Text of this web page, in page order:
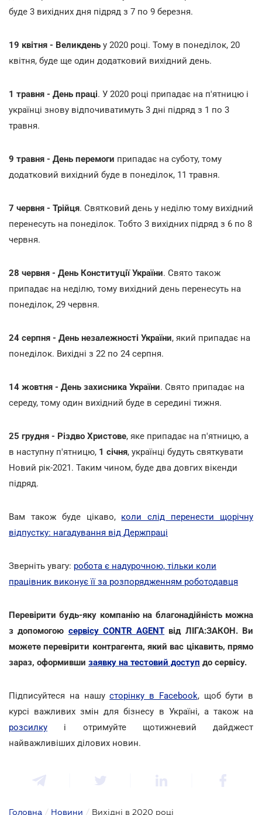
буде 3 вихідних дня підряд з 7 по 9 березня.
19 квітня - Великдень у 2020 році. Тому в понеділок, 20
квітня, буде ще один додатковий вихідний день.
1 травня - День праці. У 2020 році припадає на п'ятницю і
українці знову відпочиватимуть 3 дні підряд з 1 по 3
травня.
9 травня - День перемоги припадає на суботу, тому
додатковий вихідний буде в понеділок, 11 травня.
7 червня - Трійця. Святковий день у неділю тому вихідний
перенесуть на понеділок. Тобто 3 вихідних підряд з 6 по 8
червня.
28 червня - День Конституції України. Свято також
припадає на неділю, тому вихідний день перенесуть на
понеділок, 29 червня.
24 серпня - День незалежності України, який припадає на
понеділок. Вихідні з 22 по 24 серпня.
14 жовтня - День захисника України. Свято припадає на
середу, тому один вихідний буде в середині тижня.
25 грудня - Різдво Христове, яке припадає на п'ятницю, а
в наступну п'ятницю, 1 січня, українці будуть святкувати
Новий рік-2021. Таким чином, буде два довгих вікенди
підряд.
Вам також буде цікаво, коли слід перенести щорічну
відпустку: нагадування від Держпраці
Зверніть увагу: робота є надурочною, тільки коли
працівник виконує її за розпорядженням роботодавця
Перевірити будь-яку компанію на благонадійність можна
з допомогою сервісу CONTR AGENT від ЛІГА:ЗАКОН. Ви
можете перевірити контрагента, який вас цікавить, прямо
зараз, оформивши заявку на тестовий доступ до сервісу.
Підписуйтеся на нашусторінку в Facebook, щоб бути в
курсі важливих змін для бізнесу в Україні, а також на
розсилку і отримуйте щотижневий дайджест
найважливіших ділових новин.
Головна / Новини / Вихідні в 2020 році